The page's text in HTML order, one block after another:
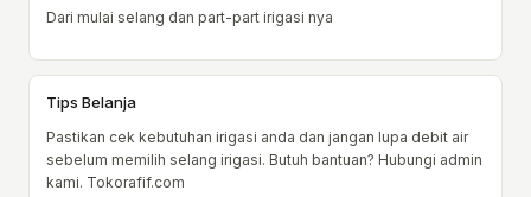
Dari mulai selang dan part-part irigasi nya
Tips Belanja
Pastikan cek kebutuhan irigasi anda dan jangan lupa debit air
sebelum memilih selang irigasi. Butuh bantuan? Hubungi admin
kami. Tokorafif.com